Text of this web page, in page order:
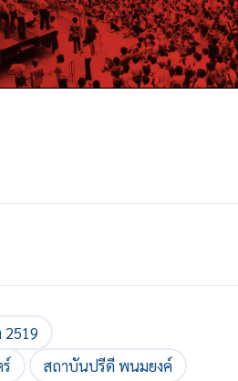
2519
สถาบันปรีดี พนมยงค์